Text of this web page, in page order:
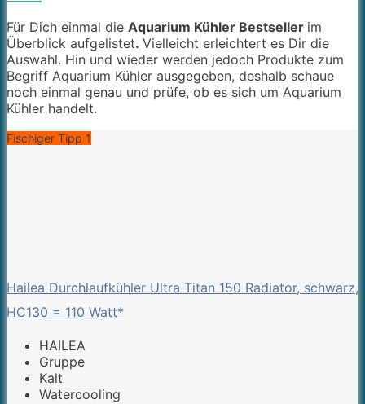
Für Dich einmal die Aquarium Kühler Bestseller im
Überblick aufgelistet. Vielleicht erleichtert es Dir die
Auswahl. Hin und wieder werden jedoch Produkte zum
Begriff Aquarium Kühler ausgegeben, deshalb schaue
noch einmal genau und prüfe, ob es sich um Aquarium
Kühler handelt.
Fischiger Tipp 1
Hailea Durchlaufkühler Ultra Titan 150 Radiator, schwarz,
HC130 = 110 Watt*
HAILEA
Gruppe
Kalt
Watercooling